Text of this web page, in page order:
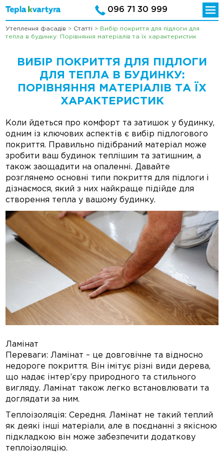
096 71 30 999
Утеплення фасадів > Статті > Вибір покриття для підлоги для
тепла в будинку: Порівняння матеріалів та їх характеристик
ВИБІР ПОКРИТТЯ ДЛЯ ПІДЛОГИ
ДЛЯ ТЕПЛА В БУДИНКУ:
ПОРІВНЯННЯ МАТЕРІАЛІВ ТА ЇХ
ХАРАКТЕРИСТИК
Коли йдеться про комфорт та затишок у будинку,
одним із ключових аспектів є вибір підлогового
покриття. Правильно підібраний матеріал може
зробити ваш будинок теплішим та затишним, а
також заощадити на опаленні. Давайте
розглянемо основні типи покриття для підлоги і
дізнаємося, який з них найкраще підійде для
створення тепла у вашому будинку.
Ламінат
Переваги: Ламінат – це довговічне та відносно
недороге покриття. Він імітує різні види дерева,
що надає інтер’єру природного та стильного
вигляду. Ламінат також легко встановлювати та
доглядати за ним.
Теплоізоляція: Середня. Ламінат не такий теплий
як деякі інші матеріали, але в поєднанні з якісною
підкладкою він може забезпечити додаткову
теплоізоляцію.